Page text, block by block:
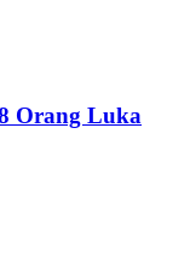
Orang Luka